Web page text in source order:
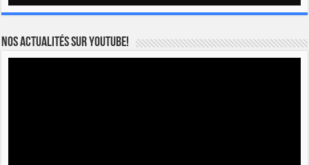
Nos actualités sur YOUTUBE!